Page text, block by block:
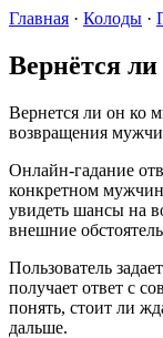
Главная · Колоды ·
Вернётся
Вернется ли он ко
возвращения
Онлайн-гадание
конкретном
увидеть шансы на
внешние
Пользователь
получает ответ с
понять, стоит ли
дальше.